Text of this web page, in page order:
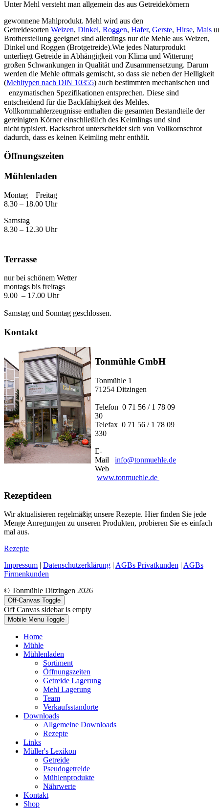
Unter Mehl versteht man allgemein das aus Getreidekörnern
gewonnene Mahlprodukt. Mehl wird aus den
Getreidesorten Weizen, Dinkel, Roggen, Hafer, Gerste, Hirse, Mais
Brotherstellung geeignet sind allerdings nur die Mehle aus Weizen,
Dinkel und Roggen (Brotgetreide).Wie jedes Naturprodukt
unterliegt Getreide in Abhängigkeit von Klima und Witterung
großen Schwankungen in Qualität und Zusammensetzung. Darum
werden die Mehle oftmals gemischt, so dass sie neben der Helligkeit
(Mehltypen nach DIN 10355) auch bestimmten mechanischen und
enzymatischen Spezifikationen entsprechen. Diese sind
entscheidend für die Backfähigkeit des Mehles.
Vollkornmahlerzeugnisse enthalten die gesamten Bestandteile der
gereinigten Körner einschließlich des Keimlings und sind
nicht typisiert. Backschrot unterscheidet sich von Vollkornschrot
dadurch, dass es keinen Keimling mehr enthält.
Öffnungszeiten
Mühlenladen
Montag – Freitag
8.30 – 18.00 Uhr
Samstag
8.30 – 12.30 Uhr
Terrasse
nur bei schönem Wetter
montags bis freitags
9.00 – 17.00 Uhr
Samstag und Sonntag geschlossen.
Kontakt
Tonmühle GmbH
Tonmühle 1
71254 Ditzingen
Telefon 0 71 56 / 1 78 09
30
Telefax 0 71 56 / 1 78 09
330
E-
Mail
info@tonmuehle.de
Web
www.tonmuehle.de
Rezeptideen
Wir aktualisieren regelmäßig unsere Rezepte. Hier finden Sie jede
Menge Anregungen zu unseren Produkten, probieren Sie es einfach
mal aus.
Rezepte
Impressum | Datenschutzerklärung | AGBs Privatkunden | AGBs
Firmenkunden
© Tonmühle Ditzingen 2026
Off-Canvas Toggle
Off Canvas sidebar is empty
Mobile Menu Toggle
Home
Mühle
Mühlenladen
Sortiment
Öffnungszeiten
Getreide Lagerung
Mehl Lagerung
Team
Verkaufsstandorte
Downloads
Allgemeine Downloads
Rezepte
Links
Müller's Lexikon
Getreide
Pseudogetreide
Mühlenprodukte
Nährwerte
Kontakt
Shop